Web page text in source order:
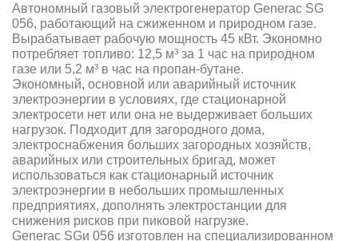
Автономный газовый электрогенератор Generac SG
056, работающий на сжиженном и природном газе.
Вырабатывает рабочую мощность 45 кВт. Экономно
потребляет топливо: 12,5 м³ за 1 час на природном
газе или 5,2 м³ в час на пропан-бутане.
Экономный, основной или аварийный источник
электроэнергии в условиях, где стационарной
электросети нет или она не выдерживает больших
нагрузок. Подходит для загородного дома,
электроснабжения больших загородных хозяйств,
аварийных или строительных бригад, может
использоваться как стационарный источник
электроэнергии в небольших промышленных
предприятиях, дополнять электростанции для
снижения рисков при пиковой нагрузке.
Generac SGи 056 изготовлен на специализированном